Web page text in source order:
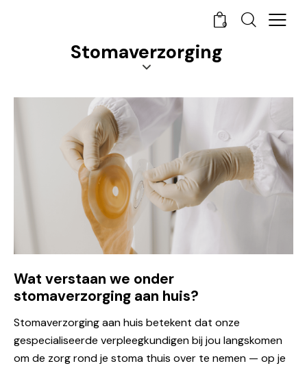
0
Stomaverzorging
Wat verstaan we onder
stomaverzorging aan huis?
Stomaverzorging aan huis betekent dat onze
gespecialiseerde verpleegkundigen bij jou langskomen
om de zorg rond je stoma thuis over te nemen — op je